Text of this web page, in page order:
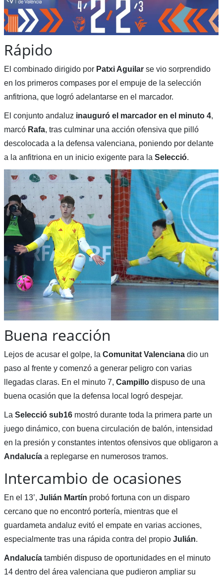
Rápido
El combinado dirigido por Patxi Aguilarse vio sorprendido
en los primeros compases por el empuje de la selección
anfitriona, que logró adelantarse en el marcador.
El conjunto andaluz inauguró el marcador en el minuto 4,
marcó Rafa, tras culminar una acción ofensiva que pilló
descolocada a la defensa valenciana, poniendo por delante
a la anfitriona en un inicio exigente para la Selecció.
Buena reacción
Lejos de acusar el golpe, la Comunitat Valencianadio un
paso al frente y comenzó a generar peligro con varias
llegadas claras. En el minuto 7, Campillodispuso de una
buena ocasión que la defensa local logró despejar.
La Selecció sub16mostró durante toda la primera parte un
juego dinámico, con buena circulación de balón, intensidad
en la presión y constantes intentos ofensivos que obligaron a
Andalucíaa replegarse en numerosos tramos.
Intercambio de ocasiones
En el 13’, Julián Martín probó fortuna con un disparo
cercano que no encontró portería, mientras que el
guardameta andaluz evitó el empate en varias acciones,
especialmente tras una rápida contra del propio Julián.
Andalucíatambién dispuso de oportunidades en el minuto
14 dentro del área valenciana que pudieron ampliar su